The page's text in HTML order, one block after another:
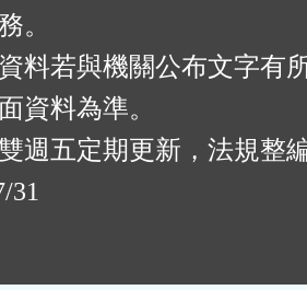
。
料若與機關公布文字有
資料為準。
週五定期更新，法規整
31